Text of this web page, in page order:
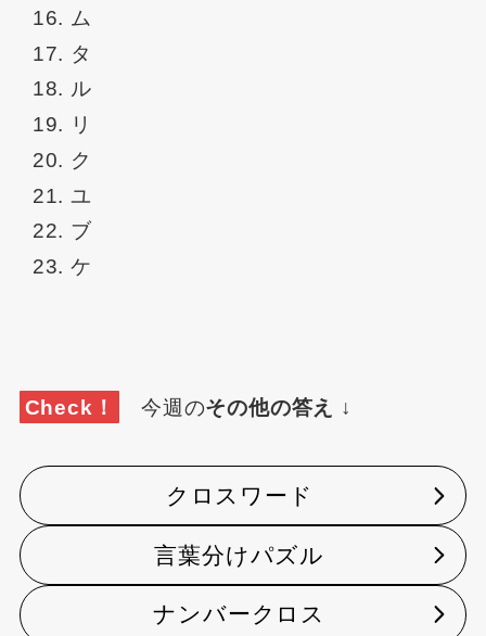
ム
タ
ル
リ
ク
ユ
ブ
ケ
Check！ 今週のその他の答え ↓
クロスワード
言葉分けパズル
ナンバークロス